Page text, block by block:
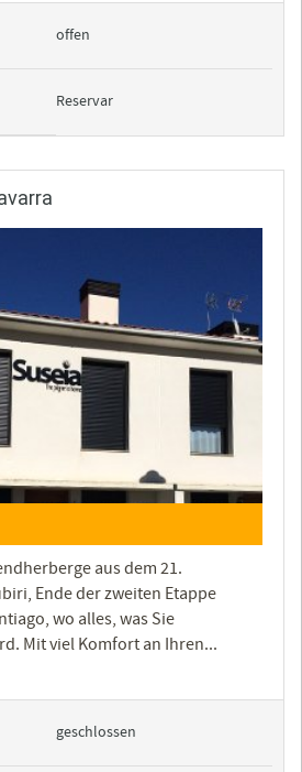
offen
Reservar
aus dem 21.
Ende der zweiten Etappe
wo alles, was Sie
Mit viel Komfort an Ihren...
geschlossen